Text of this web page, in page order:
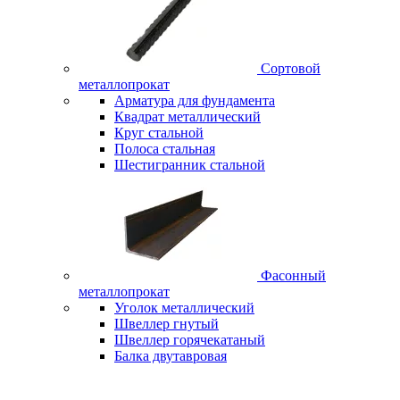
Сортовой
металлопрокат
Арматура для фундамента
Квадрат металлический
Круг стальной
Полоса стальная
Шестигранник стальной
Фасонный
металлопрокат
Уголок металлический
Швеллер гнутый
Швеллер горячекатаный
Балка двутавровая